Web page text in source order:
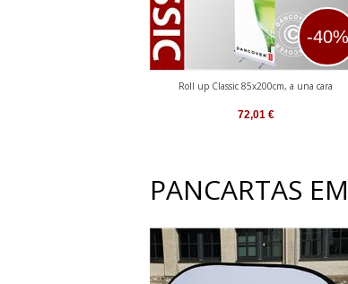
-40%
Roll up Classic 85x200cm, a una cara
72,01 €
PANCARTAS